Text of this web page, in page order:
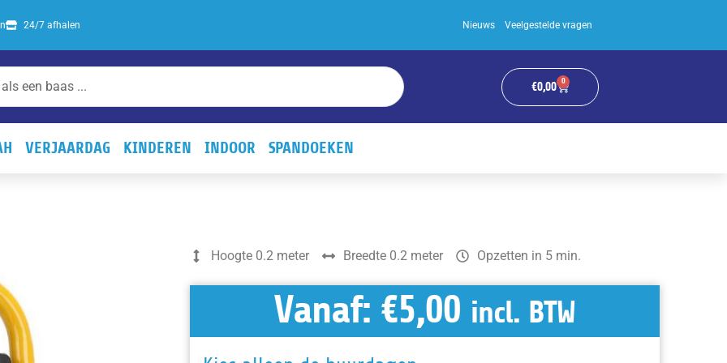
24/7 afhalen Nieuws Veelgestelde vragen
€0,00 0
WINKELWAGEN
VERJAARDAG KINDEREN INDOOR SPANDOEKEN
Hoogte 0.2 meter Breedte 0.2 meter Opzetten in 5 min.
Vanaf: €5,00 incl. BTW